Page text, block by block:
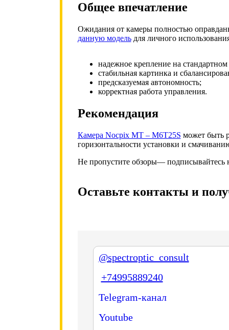
Общее впечатление
Ожидания от камеры полностью
данную модельдля личного
надежное крепление на стандартном
стабильная картинка и
предсказуемая автономность;
корректная работа управления.
Рекомендация
Камера Nocpix MT – M6T25S может быть
горизонтальности установки и
Не пропустите обзоры—
Оставьте контакты и
@spectroptic_consult
+74995889240
Telegram-канал
Youtube